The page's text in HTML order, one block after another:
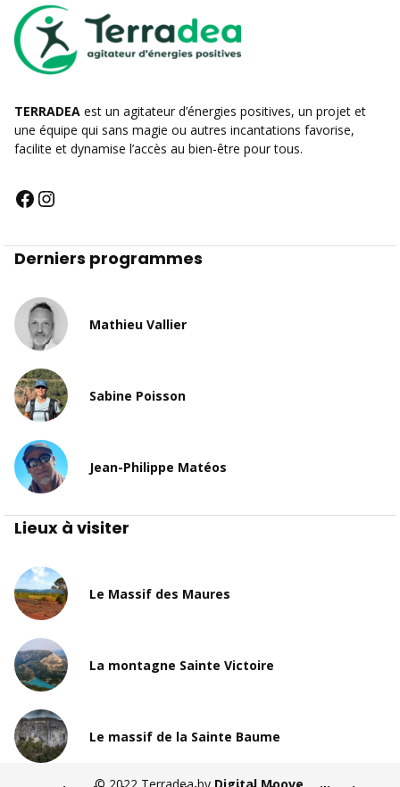
TERRADEA est un agitateur d’énergies positives, un projet et
une équipe qui sans magie ou autres incantations favorise,
facilite et dynamise l’accès au bien-être pour tous.
Derniers programmes
Mathieu Vallier
Sabine Poisson
Jean-Philippe Matéos
Lieux à visiter
Le Massif des Maures
La montagne Sainte Victoire
Le massif de la Sainte Baume